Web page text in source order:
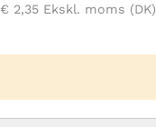
€ 2,35Ekskl. moms (DK)